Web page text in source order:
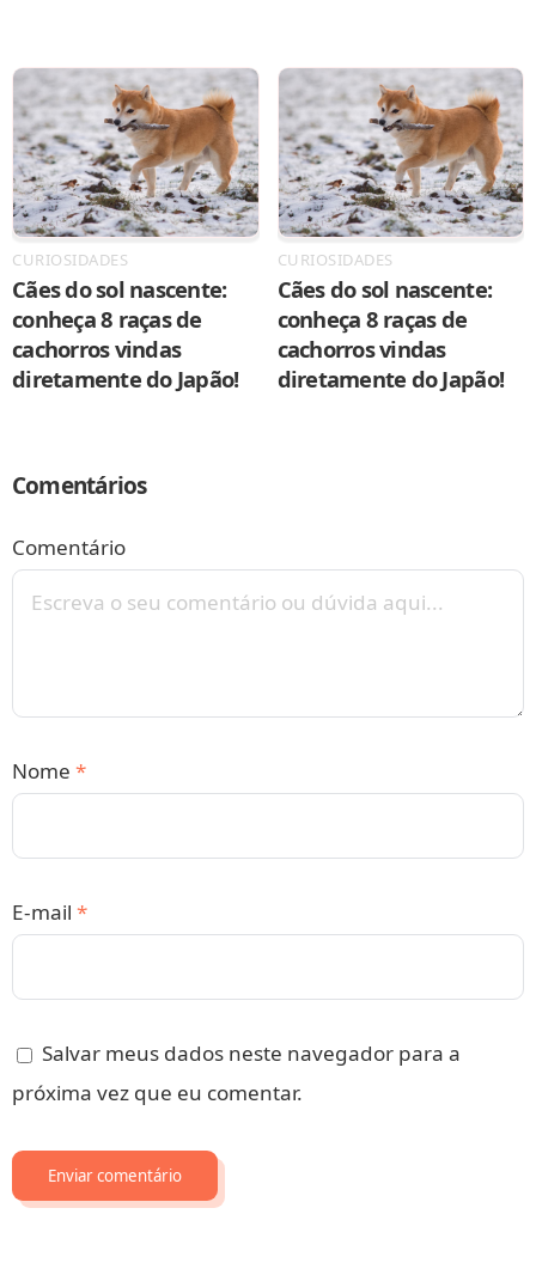
CURIOSIDADES
Cães do sol nascente:
conheça 8 raças de
cachorros vindas
diretamente do Japão!
CURIOSIDADES
Cães do sol nascente:
conheça 8 raças de
cachorros vindas
diretamente do Japão!
Comentários
Comentário
Nome *
E-mail *
Salvar meus dados neste navegador para a
próxima vez que eu comentar.